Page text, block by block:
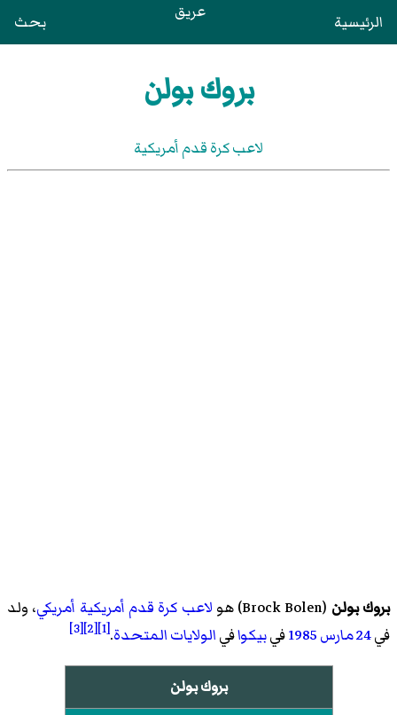
الرئيسية عريق بحث
بروك بولن
لاعب كرة قدم أمريكية
بروك بولن (
Brock Bolen)‏ هو لاعب كرة قدم أمريكية أمريكي، ولد
في24 مارس 1985فيبيكوافيالولايات المتحدة.
[1]
[2]
[3]
بروك بولن